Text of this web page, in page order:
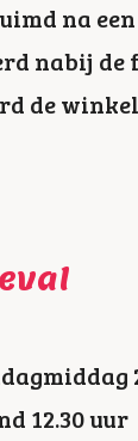
na een
nabij
de
12.30 uur